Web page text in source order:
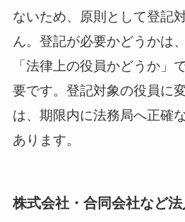
ないため、原則として登記
ん。登記が必要かどうかは
「法律上の役員かどうか」
要です。登記対象の役員に
は、期限内に法務局へ正確
あります。
株式会社・合同会社など